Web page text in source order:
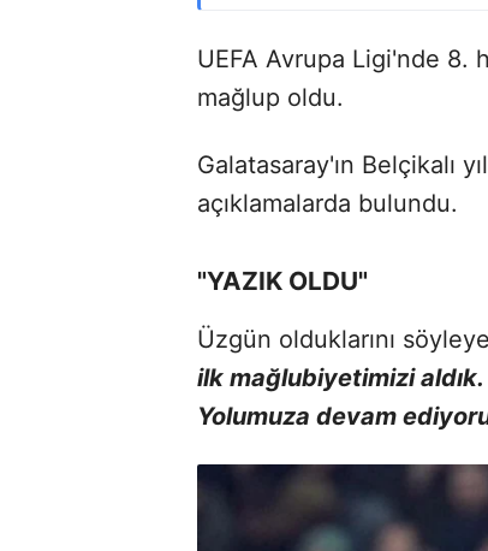
UEFA Avrupa Ligi'nde 8.
mağlup oldu.
Galatasaray'ın Belçikalı
açıklamalarda bulundu.
"YAZIK OLDU"
Üzgün olduklarını
ilk mağlubiyetimizi
Yolumuza devam